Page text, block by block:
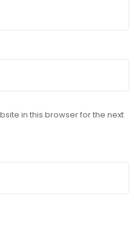
in this browser for the next